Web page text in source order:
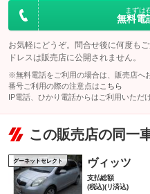
まずは
無料電
お気軽にどうぞ。問合せ後に何度も
ドレスは販売店に公開されません。
※無料電話をご利用の場合は、販売店へ
番号ご利用の際の注意点は こちら
IP電話、ひかり電話からはご利用いただ
この販売店の同一
グーネットセレクト ヴィッツ
支払総額
(税込)(リ済込)